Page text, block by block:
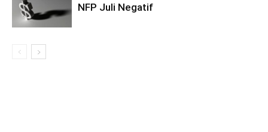
NFP Juli Negatif